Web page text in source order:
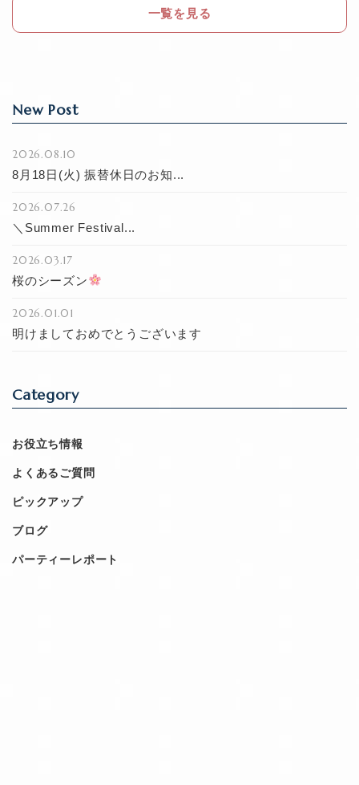
k
一覧を見る
New Post
2026.08.10
8月18日(火) 振替休日のお知...
2026.07.26
＼Summer Festival...
2026.03.17
桜のシーズン
2026.01.01
明けましておめでとうございます
Category
お役立ち情報
よくあるご質問
ピックアップ
ブログ
パーティーレポート